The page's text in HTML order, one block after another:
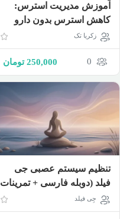
آموزش مدیریت استرس:
کاهش استرس بدون دارو
زکریا تک
0
250,000 تومان
تنظیم سیستم عصبی جی
فیلد (دوبله فارسی + تمرینات
عملی)جِی فیلد